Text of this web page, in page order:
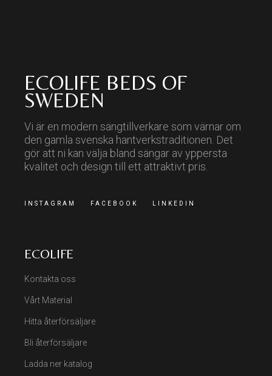
ECOLIFE BEDS OF
SWEDEN
Vi är en modern sängtillverkare som värnar om
den gamla svenska hantverkstraditionen. Det
gör att ni kan välja bland sängar av yppersta
kvalitet och design till ett attraktivt pris.
INSTAGRAM FACEBOOK LINKEDIN
ECOLIFE
Kontakta oss
Vårt Material
Hitta återförsäljare
Bli återförsäljare
Ladda ner katalog